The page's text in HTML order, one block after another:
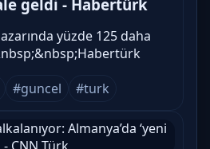
geldi - Habertürk
yüzde 125 daha
#guncel #turk